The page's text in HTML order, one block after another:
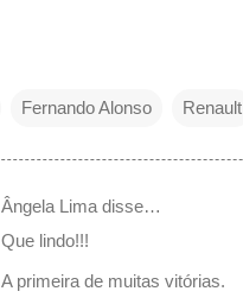
Fernando Alonso Renault
Ângela Lima disse…
Que lindo!!!
A primeira de muitas vitórias.